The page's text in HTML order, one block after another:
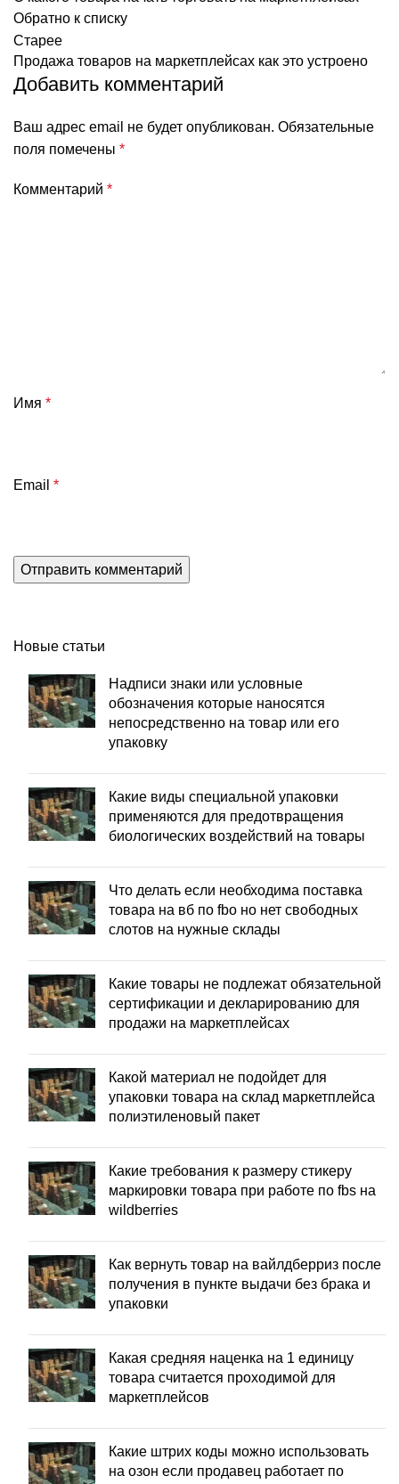
Обратно к списку
Старее
Продажа товаров на маркетплейсах как это устроено
Добавить комментарий
Ваш адрес email не будет опубликован. Обязательные
поля помечены *
Комментарий *
Имя *
Email *
Новые статьи
Надписи знаки или условные
обозначения которые наносятся
непосредственно на товар или его
упаковку
Какие виды специальной упаковки
применяются для предотвращения
биологических воздействий на товары
Что делать если необходима поставка
товара на вб по fbo но нет свободных
слотов на нужные склады
Какие товары не подлежат обязательной
сертификации и декларированию для
продажи на маркетплейсах
Какой материал не подойдет для
упаковки товара на склад маркетплейса
полиэтиленовый пакет
Какие требования к размеру стикеру
маркировки товара при работе по fbs на
wildberries
Как вернуть товар на вайлдберриз после
получения в пункте выдачи без брака и
упаковки
Какая средняя наценка на 1 единицу
товара считается проходимой для
маркетплейсов
Какие штрих коды можно использовать
на озон если продавец работает по